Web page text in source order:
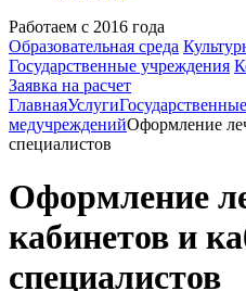
Работаем с 2016 года
Образовательная среда
Государственные учреждения
Заявка на расчет
ГлавнаяУслуги
медучрежденийОформление
специалистов
Оформление
кабинетов и
специалистов